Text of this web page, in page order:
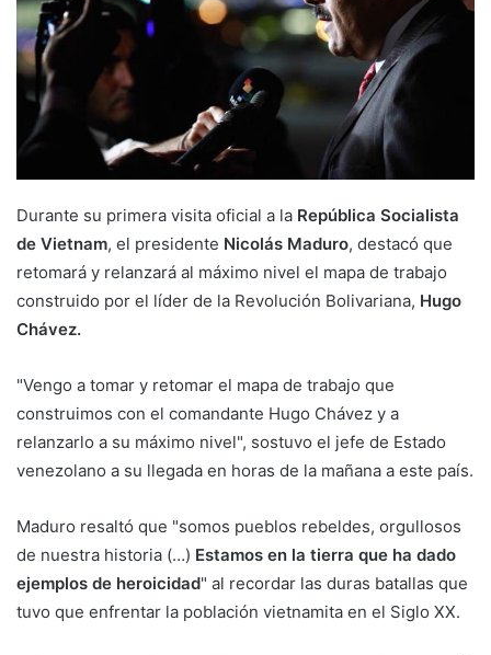
Durante su primera visita oficial a la República Socialista
de Vietnam, el presidente Nicolás Maduro, destacó que
retomará y relanzará al máximo nivel el mapa de trabajo
construido por el líder de la Revolución Bolivariana, Hugo
Chávez.
"Vengo a tomar y retomar el mapa de trabajo que
construimos con el comandante Hugo Chávez y a
relanzarlo a su máximo nivel", sostuvo el jefe de Estado
venezolano a su llegada en horas de la mañana a este país.
Maduro resaltó que "somos pueblos rebeldes, orgullosos
de nuestra historia (…) Estamos en la tierra que ha dado
ejemplos de heroicidad" al recordar las duras batallas que
tuvo que enfrentar la población vietnamita en el Siglo XX.